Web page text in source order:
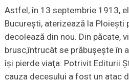
Astfel, în 13 septembrie 1913,
Bucureşti, aterizează la Ploieşti
decolează din nou. Din păcate,
brusc,întrucât se prăbuşeşte în
îşi pierde viaţa. Potrivit Editurii
cauza decesului a fost un atac